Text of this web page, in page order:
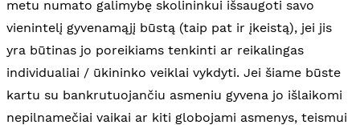
metu numato galimybę skolininkui išsaugoti savo
vienintelį gyvenamąjį būstą (taip pat ir įkeistą), jei jis
yra būtinas jo poreikiams tenkinti ar reikalingas
individualiai / ūkininko veiklai vykdyti. Jei šiame būste
kartu su bankrutuojančiu asmeniu gyvena jo išlaikomi
nepilnamečiai vaikai ar kiti globojami asmenys, teismui